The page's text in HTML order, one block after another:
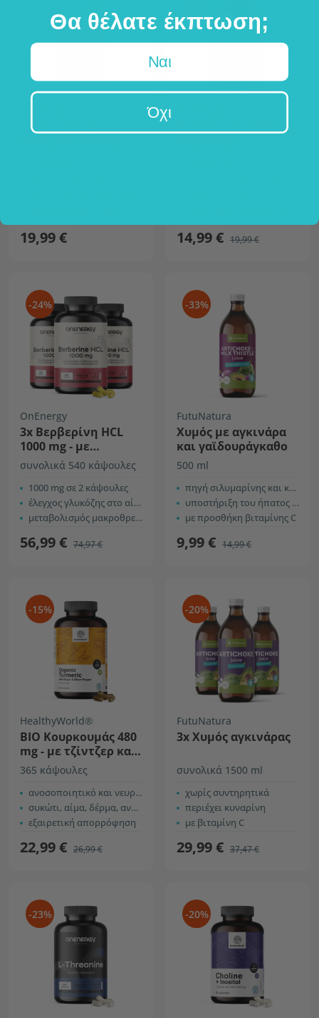
Κουρκουμίνη +
19,99 €
Κουρκουμάς 500 mg -
14,99 € 19,99 €
-24%
OnEnergy
3x Βερβερίνη HCL
1000 mg - με
πιπερίνη και
συνολικά 540 κάψουλες
1000 mg σε 2 κάψουλες
έλεγχος γλυκόζης στο αίμα
μεταβολισμός μακροθρεπτικών
56,99 € 74,97 €
-33%
FutuNatura
Χυμός με αγκινάρα
και γαϊδουράγκαθο
500 ml
πηγή σιλυμαρίνης και κιναρίνης
υποστήριξη του ήπατος + αποτοξίνωση
με προσθήκη βιταμίνης C
9,99 € 14,99 €
-15%
HealthyWorld®
ΒΙΟ Κουρκουμάς 480
mg - με τζίντζερ και
μαύρο πιπέρι
365 κάψουλες
ανοσοποιητικό και νευρικό σύστημα
συκώτι, αίμα, δέρμα, αναπνευστικό
εξαιρετική απορρόφηση
22,99 € 26,99 €
-20%
FutuNatura
3x Χυμός αγκινάρας
συνολικά 1500 ml
χωρίς συντηρητικά
περιέχει κυναρίνη
με βιταμίνη C
29,99 € 37,47 €
-23% -20%
Θα θέλατε έκπτωση;
Ναι
Όχι